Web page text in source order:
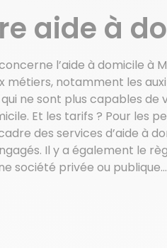
aide à
l’aide à domicile
notamment les
ne sont plus capables de
Et les tarifs ? Pour les
des services d’aide à
Il y a également le
société privée ou publique…